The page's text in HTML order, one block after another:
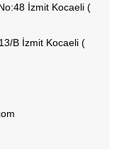
İzmit Kocaeli (
B İzmit Kocaeli (